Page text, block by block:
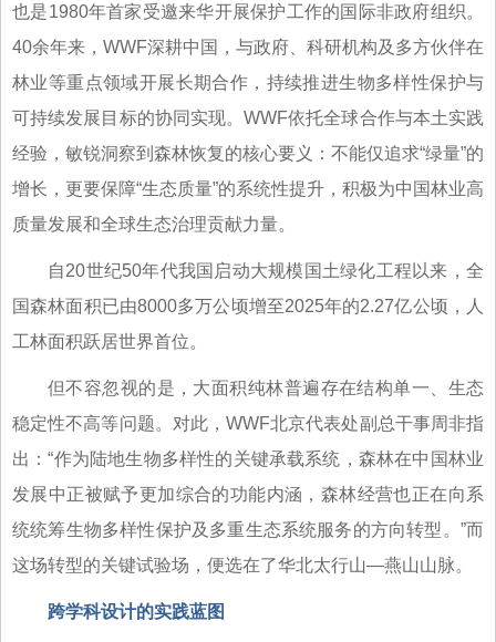
也是1980年首家受邀来华开展保护工作的国际非政府组织。
40余年来，WWF深耕中国，与政府、科研机构及多方伙伴在
林业等重点领域开展长期合作，持续推进生物多样性保护与
可持续发展目标的协同实现。WWF依托全球合作与本土实践
经验，敏锐洞察到森林恢复的核心要义：不能仅追求“绿量”的
增长，更要保障“生态质量”的系统性提升，积极为中国林业高
质量发展和全球生态治理贡献力量。
自20世纪50年代我国启动大规模国土绿化工程以来，全
国森林面积已由8000多万公顷增至2025年的2.27亿公顷，人
工林面积跃居世界首位。
但不容忽视的是，大面积纯林普遍存在结构单一、生态
稳定性不高等问题。对此，WWF北京代表处副总干事周非指
出：“作为陆地生物多样性的关键承载系统，森林在中国林业
发展中正被赋予更加综合的功能内涵，森林经营也正在向系
统统筹生物多样性保护及多重生态系统服务的方向转型。”而
这场转型的关键试验场，便选在了华北太行山—燕山山脉。
跨学科设计的实践蓝图